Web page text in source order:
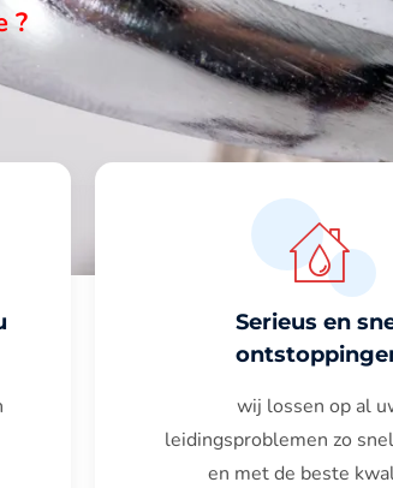
, correcte prijzen vanaf
Serieus en
wij lossen op al
leidingsproblemen zo
en met de beste